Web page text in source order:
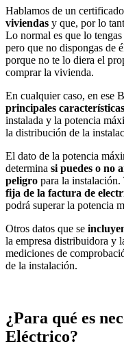
Hablamos de un
viviendas y que, por lo
Lo normal es que lo
pero que no dispongas de
porque no te lo diera el
comprar la vivienda.
En cualquier caso, en ese
principales
instalada y la potencia
la distribución de la
El dato de la potencia
determina si puedes o no
peligro para la instalación.
fija de la factura de
podrá superar la potencia
Otros datos que se
la empresa distribuidora y
mediciones de
de la instalación.
¿Para qué es
Eléctrico?